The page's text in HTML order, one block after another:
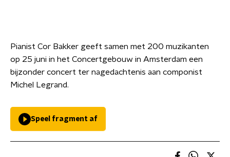
Pianist Cor Bakker geeft samen met 200 muzikanten
op 25 juni in het Concertgebouw in Amsterdam een
bijzonder concert ter nagedachtenis aan componist
Michel Legrand.
Speel fragment af